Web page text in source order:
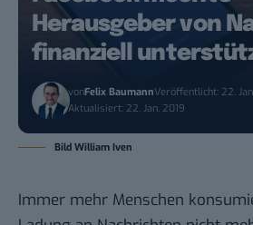
Herausgeber von
finanziell
vonFelix BaumannVeröffentlicht: 22.
Aktualisiert: 22. Jan. 2019
Bild William Iven
Immer mehr Menschen